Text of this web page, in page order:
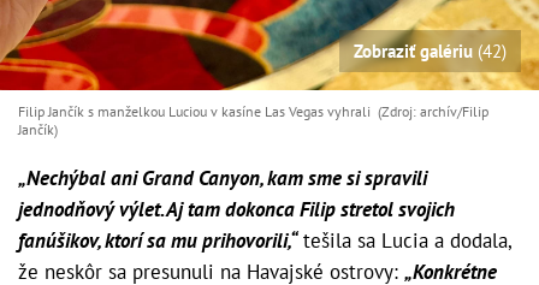
Zobraziť galériu (42)
Filip Jančík s manželkou Luciou v kasíne Las Vegas vyhrali (Zdroj: archív/Filip
Jančík)
„Nechýbal ani Grand Canyon, kam sme si spravili
jednodňový výlet. Aj tam dokonca Filip stretol svojich
fanúšikov, ktorí sa mu prihovorili,“tešila sa Lucia a dodala,
že neskôr sa presunuli na Havajské ostrovy: „Konkrétne